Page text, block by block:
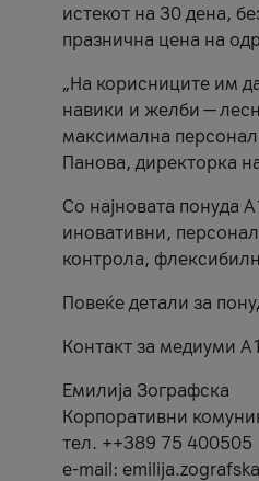
истекот на 30 дена,
празнична цена на
„На корисниците им
навики и желби —
максимална
Панова, директорка
Со најновата понуда
иновативни,
контрола,
Повеќе детали за
Контакт за медиуми
Емилија Зографска
Корпоративни
тел. ++389 75 400505
e-mail: